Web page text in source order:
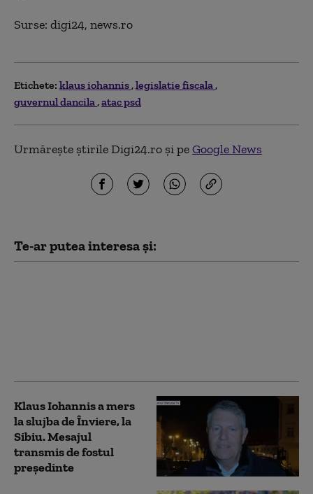
Surse: digi24, news.ro
Etichete: klaus iohannis legislatie fiscala
guvernul dancila atac psd
Urmărește știrile Digi24.ro și peGoogle News
Te-ar putea interesa și:
Klaus Iohannis a mers
la slujba de Înviere, la
Sibiu. Mesajul
transmis de fostul
preşedinte